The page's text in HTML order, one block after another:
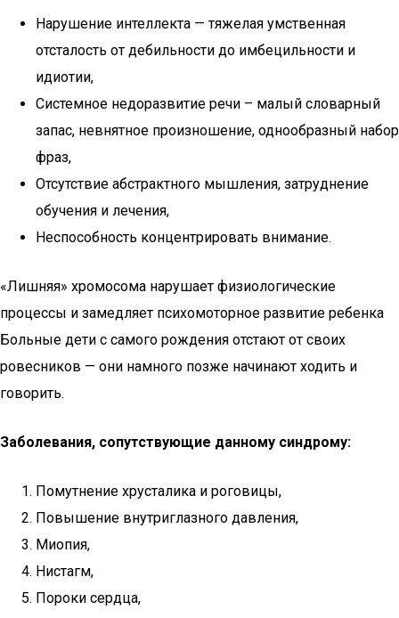
Нарушение интеллекта — тяжелая умственная
отсталость от дебильности до имбецильности и
идиотии,
Системное недоразвитие речи – малый словарный
запас, невнятное произношение, однообразный набор
фраз,
Отсутствие абстрактного мышления, затруднение
обучения и лечения,
Неспособность концентрировать внимание.
«Лишняя» хромосома нарушает физиологические
процессы и замедляет психомоторное развитие ребенка
Больные дети с самого рождения отстают от своих
ровесников — они намного позже начинают ходить и
говорить.
Заболевания, сопутствующие данному синдрому:
Помутнение хрусталика и роговицы,
Повышение внутриглазного давления,
Миопия,
Нистагм,
Пороки сердца,